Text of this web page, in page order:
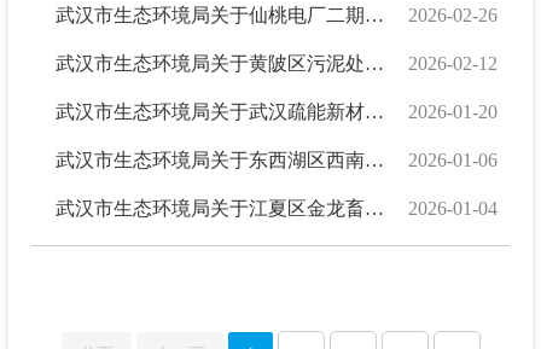
武汉市生态环境局关于仙桃电厂二期220kV 送出工程（武汉市部分）建设项目环境... 2026-02-26
武汉市生态环境局关于黄陂区污泥处置厂二期工程项目环境影响报告书的批复 2026-02-12
武汉市生态环境局关于武汉疏能新材料有限 公司年产2300吨新材料青山生产基地项... 2026-01-20
武汉市生态环境局关于东西湖区西南片区生态水网建设工程环境影响报告书的批复 2026-01-06
武汉市生态环境局关于江夏区金龙畜禽有限 责任公司金龙湖北武汉曾祖代种猪场项... 2026-01-04